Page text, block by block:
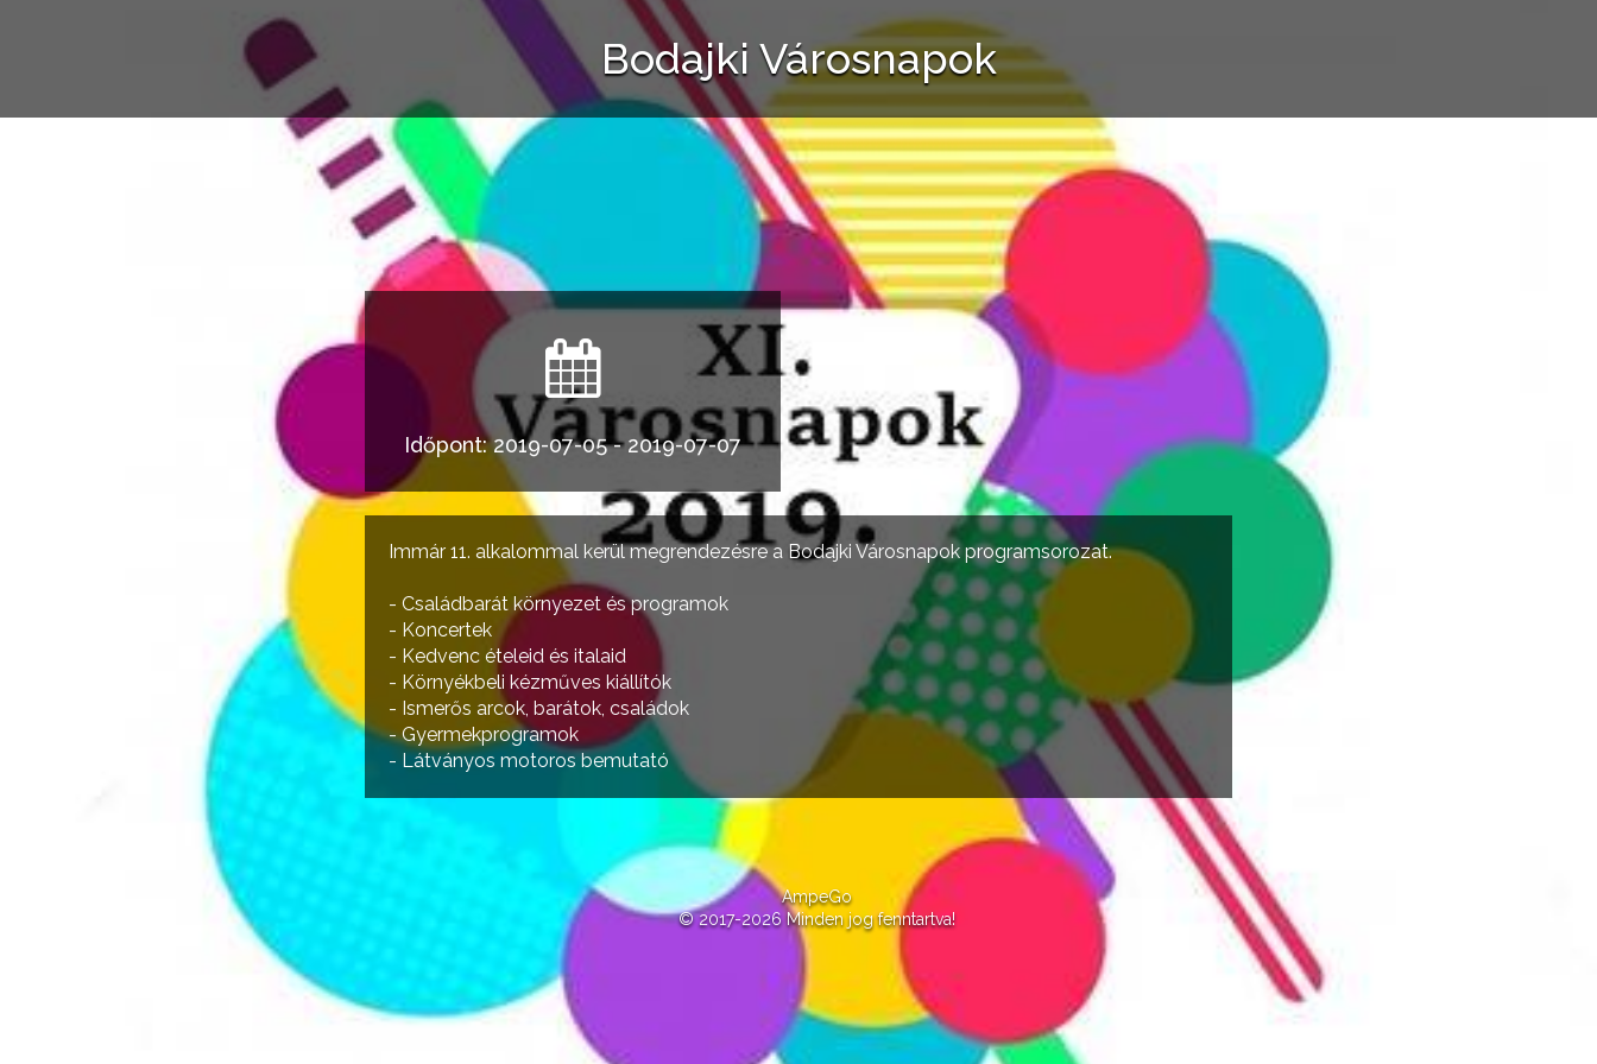
Bodajki Városnapok
Időpont: 2019-07-05 - 2019-07-07
Immár 11. alkalommal kerül megrendezésre a Bodajki Városnapok programsorozat.
- Családbarát környezet és programok
- Koncertek
- Kedvenc ételeid és italaid
- Környékbeli kézműves kiállítók
- Ismerős arcok, barátok, családok
- Gyermekprogramok
- Látványos motoros bemutató
AmpeGo
© 2017-2026 Minden jog fenntartva!